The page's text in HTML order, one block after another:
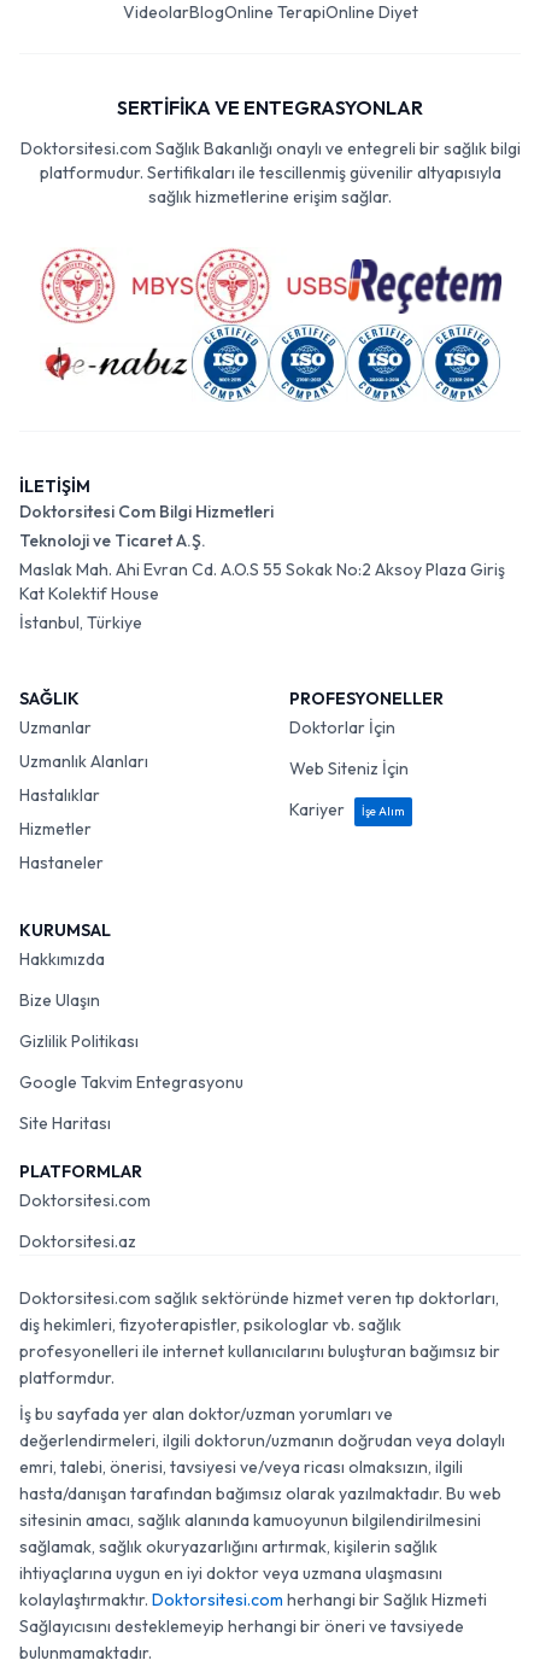
VideolarBlogOnline TerapiOnline Diyet
SERTİFİKA VE ENTEGRASYONLAR
Doktorsitesi.com Sağlık Bakanlığı onaylı ve entegreli bir sağlık bilgi
platformudur. Sertifikaları ile tescillenmiş güvenilir altyapısıyla
sağlık hizmetlerine erişim sağlar.
İLETİŞİM
Doktorsitesi Com Bilgi Hizmetleri
Teknoloji ve Ticaret A.Ş.
Maslak Mah. Ahi Evran Cd. A.O.S 55 Sokak No:2 Aksoy Plaza Giriş
Kat Kolektif House
İstanbul, Türkiye
SAĞLIK
Uzmanlar
Uzmanlık Alanları
Hastalıklar
Hizmetler
Hastaneler
PROFESYONELLER
Doktorlar İçin
Web Siteniz İçin
Kariyer
İşe Alım
KURUMSAL
Hakkımızda
Bize Ulaşın
Gizlilik Politikası
Google Takvim Entegrasyonu
Site Haritası
PLATFORMLAR
Doktorsitesi.com
Doktorsitesi.az
Doktorsitesi.com sağlık sektöründe hizmet veren tıp doktorları,
diş hekimleri, fizyoterapistler, psikologlar vb. sağlık
profesyonelleri ile internet kullanıcılarını buluşturan bağımsız bir
platformdur.
İş bu sayfada yer alan doktor/uzman yorumları ve
değerlendirmeleri, ilgili doktorun/uzmanın doğrudan veya dolaylı
emri, talebi, önerisi, tavsiyesi ve/veya ricası olmaksızın, ilgili
hasta/danışan tarafından bağımsız olarak yazılmaktadır. Bu web
sitesinin amacı, sağlık alanında kamuoyunun bilgilendirilmesini
sağlamak, sağlık okuryazarlığını artırmak, kişilerin sağlık
ihtiyaçlarına uygun en iyi doktor veya uzmana ulaşmasını
kolaylaştırmaktır. Doktorsitesi.com herhangi bir Sağlık Hizmeti
Sağlayıcısını desteklemeyip herhangi bir öneri ve tavsiyede
bulunmamaktadır.